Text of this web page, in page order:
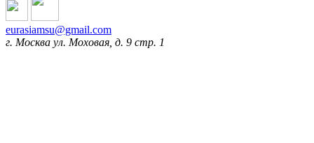
eurasiamsu@gmail.com
г. Москва ул. Моховая, д. 9 стр. 1